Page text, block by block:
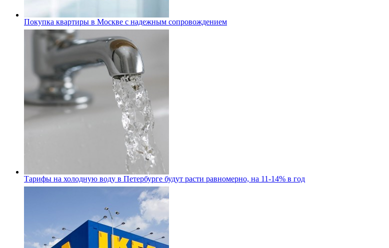
Покупка квартиры в Москве с надежным сопровождением
Тарифы на холодную воду в Петербурге будут расти равномерно, на 11-14% в год